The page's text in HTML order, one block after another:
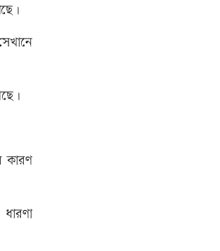
কারণ